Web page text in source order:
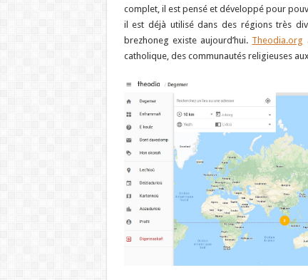
complet, il est pensé et développé pour
il est déjà utilisé dans des régions très
brezhoneg existe aujourd’hui. Theodia.org
catholique, des communautés religieuses